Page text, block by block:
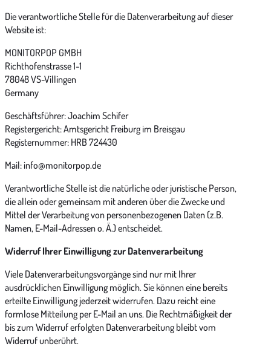
Die verantwortliche Stelle für die Datenverarbeitung auf dieser
Website ist:
MONITORPOP GMBH
Richthofenstrasse 1-1
78048 VS-Villingen
Germany
Geschäftsführer: Joachim Schifer
Registergericht: Amtsgericht Freiburg im Breisgau
Registernummer: HRB 724430
Mail:info@monitorpop.de
Verantwortliche Stelle ist die natürliche oder juristische Person,
die allein oder gemeinsam mit anderen über die Zwecke und
Mittel der Verarbeitung von personenbezogenen Daten (z.B.
Namen, E-Mail-Adressen o. Ä.) entscheidet.
Widerruf Ihrer Einwilligung zur Datenverarbeitung
Viele Datenverarbeitungsvorgänge sind nur mit Ihrer
ausdrücklichen Einwilligung möglich. Sie können eine bereits
erteilte Einwilligung jederzeit widerrufen. Dazu reicht eine
formlose Mitteilung per E-Mail an uns. Die Rechtmäßigkeit der
bis zum Widerruf erfolgten Datenverarbeitung bleibt vom
Widerruf unberührt.